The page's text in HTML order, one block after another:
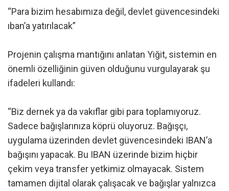
“Para bizim hesabımıza değil, devlet güvencesindeki
ıban’a yatırılacak”
Projenin çalışma mantığını anlatan Yiğit, sistemin en
önemli özelliğinin güven olduğunu vurgulayarak şu
ifadeleri kullandı:
“Biz dernek ya da vakıflar gibi para toplamıyoruz.
Sadece bağışlarınıza köprü oluyoruz. Bağışçı,
uygulama üzerinden devlet güvencesindeki IBAN’a
bağışını yapacak. Bu IBAN üzerinde bizim hiçbir
çekim veya transfer yetkimiz olmayacak. Sistem
tamamen dijital olarak çalışacak ve bağışlar yalnızca